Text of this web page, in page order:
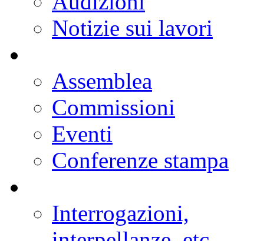
Notizie sui lavori
Assemblea
Commissioni
Eventi
Conferenze stampa
Interrogazioni,